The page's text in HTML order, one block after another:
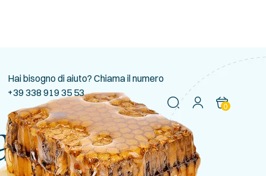
0
Hai bisogno di aiuto? Chiama il numero
+39 338 919 35 53
Di More